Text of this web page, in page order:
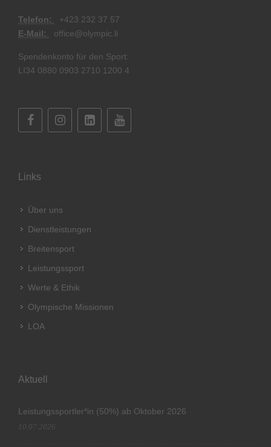
Telefon: +423 232 37 57
E-Mail:
office@olympic.li
Spendenkonto für den Sport:
LI34 0880 0903 2710 1200 4
Links
Über uns
Dienstleistungen
Breitensport
Leistungssport
Werte & Ethik
Olympische Missionen
LOA
Aktuell
Leistungssportler*in (50%) ab Oktober 2026
10.07.2026